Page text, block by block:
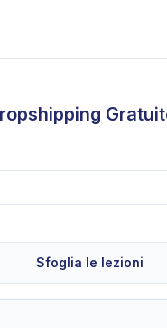
Sfoglia le lezioni